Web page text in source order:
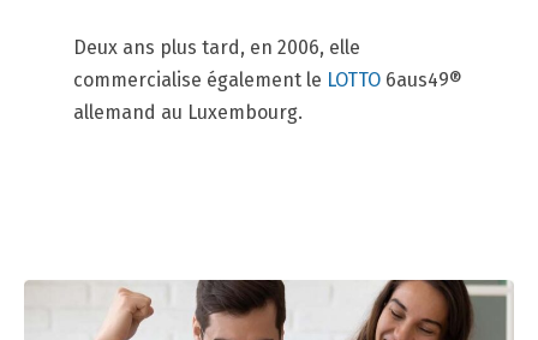
Deux ans plus tard, en 2006, elle
commercialise également le LOTTO6aus49®
allemand au Luxembourg.